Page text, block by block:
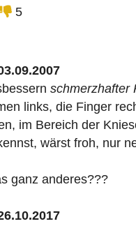
5
schmerzhafter
links, die Finger
im Bereich der
wärst froh, nur
ganz anderes???